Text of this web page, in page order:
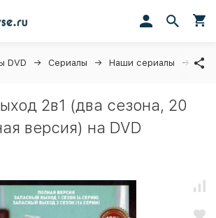
DVD Сериалы Наши сериалы
2в1 (два сезона, 20
версия) на DVD